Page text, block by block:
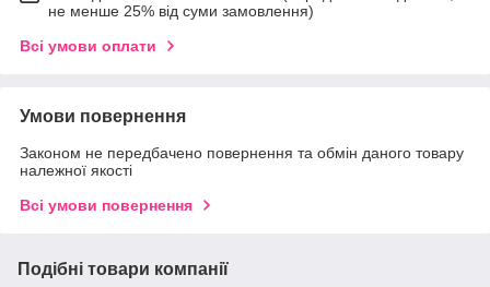
не менше 25% від суми замовлення)
Всі умови оплати
Умови повернення
Законом не передбачено повернення та обмін даного товару
належної якості
Всі умови повернення
Подібні товари компанії